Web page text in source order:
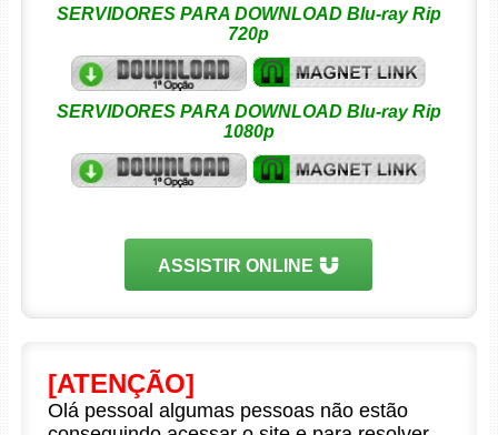
SERVIDORES PARA DOWNLOAD Blu-ray Rip
720p
SERVIDORES PARA DOWNLOAD Blu-ray Rip
1080p
ASSISTIR ONLINE
[ATENÇÃO]
Olá pessoal algumas pessoas não estão